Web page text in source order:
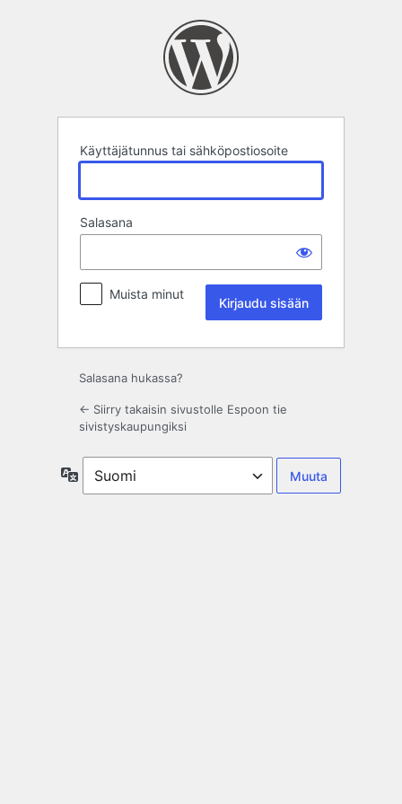
Käyttäjätunnus tai sähköpostiosoite
Salasana
Muista minut
Salasana hukassa?
← Siirry takaisin sivustolle Espoon tie
sivistyskaupungiksi
Kieli